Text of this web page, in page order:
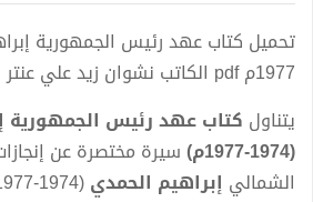
1977م pdf الكاتب نشوان زيد علي عنتر
يتناول كتاب عهد رئيس الجمهورية
(1974-1977م)
سيرة مختصرة عن
الشمالي إبراهيم الحمدي(1974-1977م).